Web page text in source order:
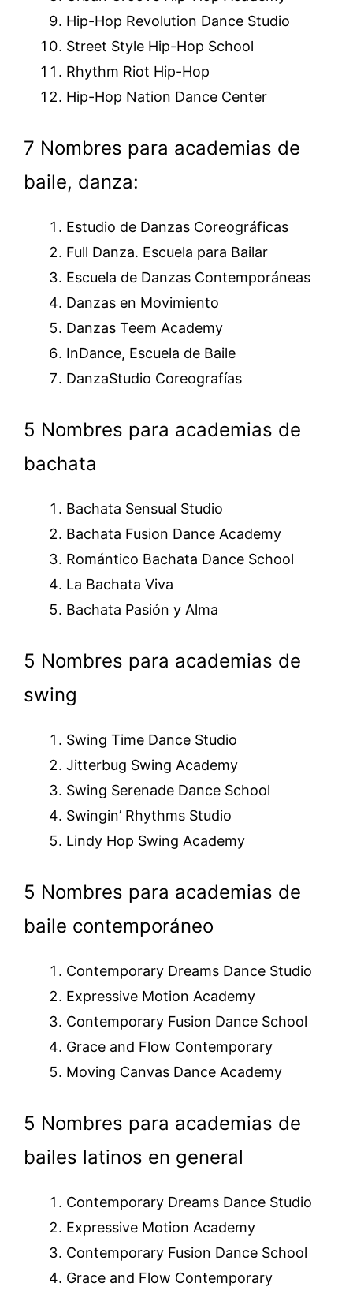
Hip-Hop Revolution Dance Studio
Street Style Hip-Hop School
Rhythm Riot Hip-Hop
Hip-Hop Nation Dance Center
7 Nombres para academias de
baile, danza:
Estudio de Danzas Coreográficas
Full Danza. Escuela para Bailar
Escuela de Danzas Contemporáneas
Danzas en Movimiento
Danzas Teem Academy
InDance, Escuela de Baile
DanzaStudio Coreografías
5 Nombres para academias de
bachata
Bachata Sensual Studio
Bachata Fusion Dance Academy
Romántico Bachata Dance School
La Bachata Viva
Bachata Pasión y Alma
5 Nombres para academias de
swing
Swing Time Dance Studio
Jitterbug Swing Academy
Swing Serenade Dance School
Swingin’ Rhythms Studio
Lindy Hop Swing Academy
5 Nombres para academias de
baile contemporáneo
Contemporary Dreams Dance Studio
Expressive Motion Academy
Contemporary Fusion Dance School
Grace and Flow Contemporary
Moving Canvas Dance Academy
5 Nombres para academias de
bailes latinos en general
Contemporary Dreams Dance Studio
Expressive Motion Academy
Contemporary Fusion Dance School
Grace and Flow Contemporary